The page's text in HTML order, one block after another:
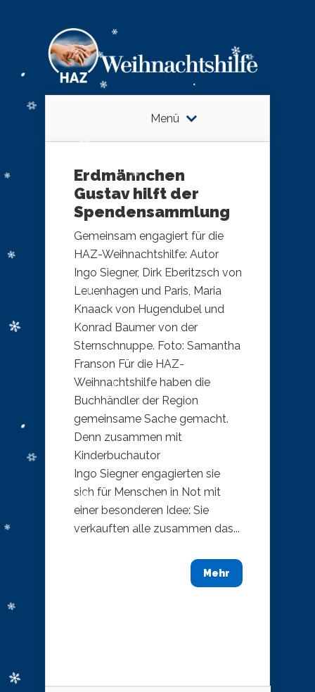
Menü
Erdmännchen
Gustav hilft der
Spendensammlung
Gemeinsam engagiert für die
HAZ-Weihnachtshilfe: Autor
Ingo Siegner, Dirk Eberitzsch von
Leuenhagen und Paris, Maria
Knaack von Hugendubel und
Konrad Baumer von der
Sternschnuppe. Foto: Samantha
Franson Für die HAZ-
Weihnachtshilfe haben die
Buchhändler der Region
gemeinsame Sache gemacht.
Denn zusammen mit
Kinderbuchautor
Ingo Siegner engagierten sie
sich für Menschen in Not mit
einer besonderen Idee: Sie
verkauften alle zusammen das...
Mehr